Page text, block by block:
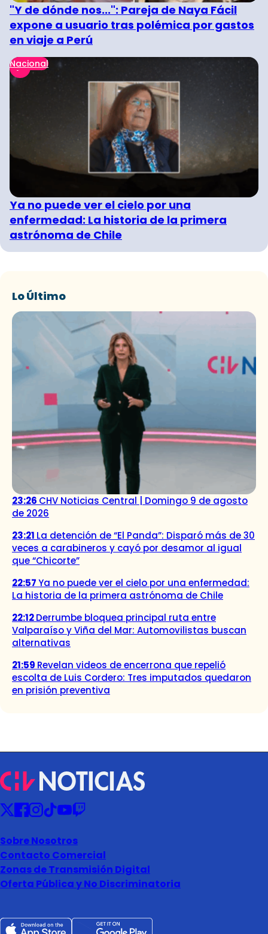
"Y de dónde nos...": Pareja de Naya Fácil
expone a usuario tras polémica por gastos
en viaje a Perú
Nacional
Ya no puede ver el cielo por una
enfermedad: La historia de la primera
astrónoma de Chile
Lo Último
23:26 CHV Noticias Central | Domingo 9 de agosto
de 2026
23:21 La detención de “El Panda”: Disparó más de 30
veces a carabineros y cayó por desamor al igual
que “Chicorte”
22:57Ya no puede ver el cielo por una enfermedad:
La historia de la primera astrónoma de Chile
22:12Derrumbe bloquea principal ruta entre
Valparaíso y Viña del Mar: Automovilistas buscan
alternativas
21:59 Revelan videos de encerrona que repelió
escolta de Luis Cordero: Tres imputados quedaron
en prisión preventiva
Sobre Nosotros
Contacto Comercial
Zonas de Transmisión Digital
Oferta Pública y No Discriminatoria